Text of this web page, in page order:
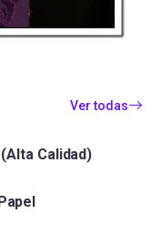
Ver todas
Calidad)